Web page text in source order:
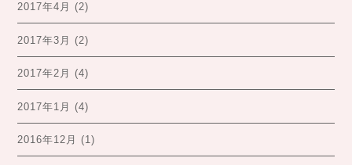
2017年4月 (2)
2017年3月 (2)
2017年2月 (4)
2017年1月 (4)
2016年12月 (1)